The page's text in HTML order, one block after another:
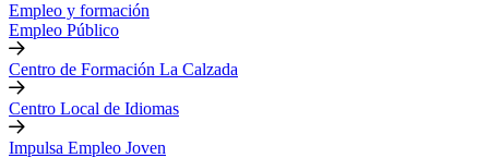
Empleo y formación
Empleo Público
Centro de Formación La Calzada
Centro Local de Idiomas
Impulsa Empleo Joven